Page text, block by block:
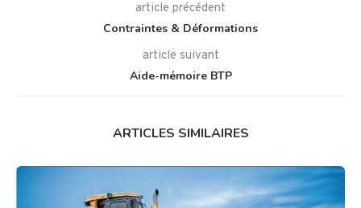
article précédent
Contraintes & Déformations
article suivant
Aide-mémoire BTP
ARTICLES SIMILAIRES